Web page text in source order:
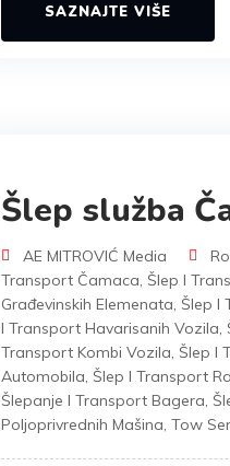
SAZNAJTE VIŠE
Šlep služba
AE MITROVIĆ Media
Transport Čamaca, Šlep I
Građevinskih Elemenata, Šlep I
I Transport Havarisanih Vozila,
Transport Kombi Vozila, Šlep I
Automobila, Šlep I Transport
Šlepanje I Transport Bagera,
Poljoprivrednih Mašina, Tow